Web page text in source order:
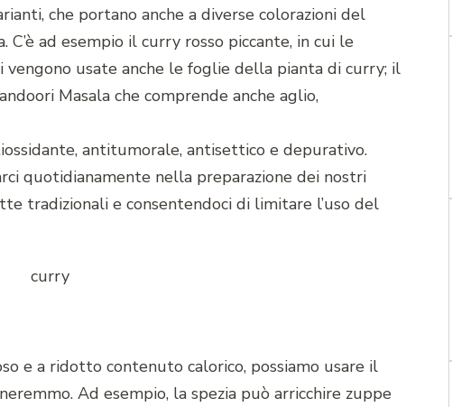
che portano anche a diverse colorazioni del
ad esempio il curry rosso piccante, in cui le
usate anche le foglie della pianta di curry; il
Masala che comprende anche aglio,
antitumorale, antisettico e depurativo.
quotidianamente nella preparazione dei nostri
tradizionali e consentendoci di limitare l’uso del
e a ridotto contenuto calorico, possiamo usare il
Ad esempio, la spezia può arricchire zuppe